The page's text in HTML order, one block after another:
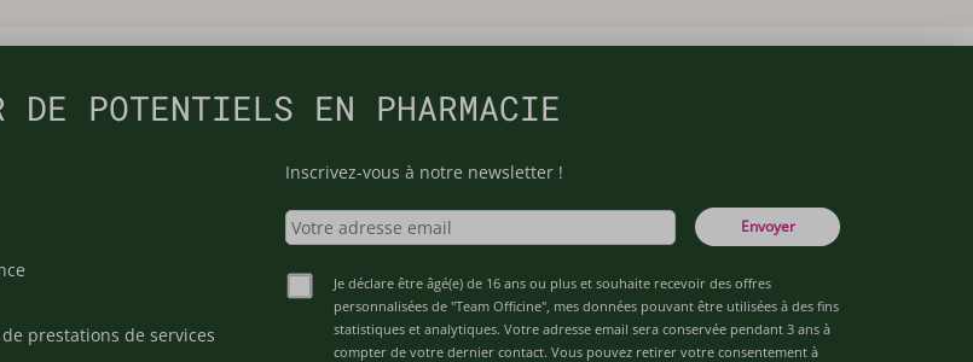
DE POTENTIELS EN PHARMACIE
prestations de services
Inscrivez-vous à notre newsletter !
Envoyer
Je déclare être âgé(e) de 16 ans ou plus et souhaite recevoir des offres
personnalisées de "Team Officine", mes données pouvant être utilisées à des fins
statistiques et analytiques. Votre adresse email sera conservée pendant 3 ans à
compter de votre dernier contact. Vous pouvez retirer votre consentement à